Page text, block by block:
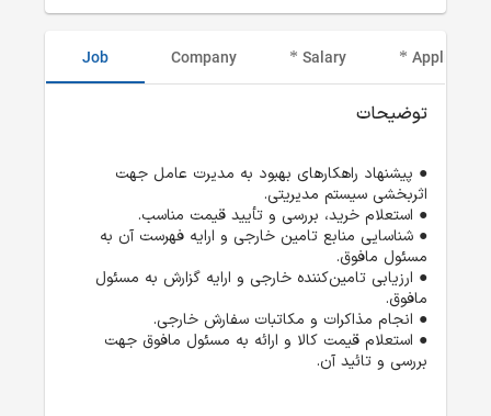
Job Company Salary Applicant
توضیحات
اثربخشی سیستم مدیریتی.
● استعلام خرید، بررسی و تأیید قیمت مناسب.
مسئول مافوق.
مافوق.
● انجام مذاکرات و مکاتبات سفارش خارجی.
بررسی و تائید آن.